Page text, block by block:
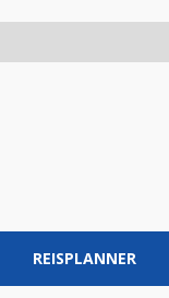
REISPLANNER